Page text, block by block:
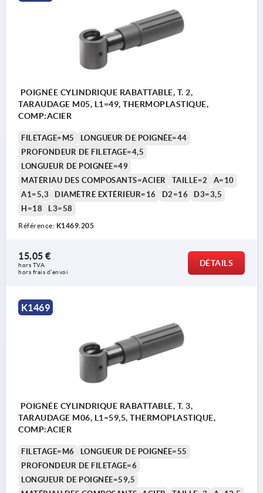
POIGNÉE CYLINDRIQUE RABATTABLE, T. 2,
TARAUDAGE M05, L1=49, THERMOPLASTIQUE,
COMP:ACIER
FILETAGE=M5
LONGUEUR DE POIGNÉE=44
PROFONDEUR DE FILETAGE=4,5
LONGUEUR DE POIGNÉE=49
MATÉRIAU DES COMPOSANTS=ACIER
TAILLE=2
A=10
A1=5,3
DIAMÈTRE EXTÉRIEUR=16 D2=16
D3=3,5
H=18
L3=58
Référence: K1469.205
15,05 €
hors TVA
hors frais d’envoi
DÉTAILS
K1469
POIGNÉE CYLINDRIQUE RABATTABLE, T. 3,
TARAUDAGE M06, L1=59,5, THERMOPLASTIQUE,
COMP:ACIER
FILETAGE=M6
LONGUEUR DE POIGNÉE=55
PROFONDEUR DE FILETAGE=6
LONGUEUR DE POIGNÉE=59,5